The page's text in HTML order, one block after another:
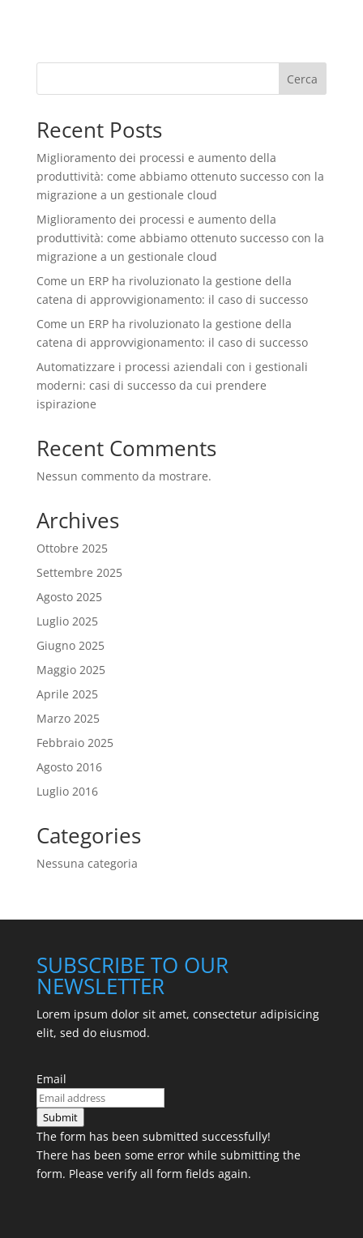
Cerca
Recent Posts
Miglioramento dei processi e aumento della
produttività: come abbiamo ottenuto successo con la
migrazione a un gestionale cloud
Miglioramento dei processi e aumento della
produttività: come abbiamo ottenuto successo con la
migrazione a un gestionale cloud
Come un ERP ha rivoluzionato la gestione della
catena di approvvigionamento: il caso di successo
Come un ERP ha rivoluzionato la gestione della
catena di approvvigionamento: il caso di successo
Automatizzare i processi aziendali con i gestionali
moderni: casi di successo da cui prendere
ispirazione
Recent Comments
Nessun commento da mostrare.
Archives
Ottobre 2025
Settembre 2025
Agosto 2025
Luglio 2025
Giugno 2025
Maggio 2025
Aprile 2025
Marzo 2025
Febbraio 2025
Agosto 2016
Luglio 2016
Categories
Nessuna categoria
SUBSCRIBE TO OUR
NEWSLETTER
Lorem ipsum dolor sit amet, consectetur adipisicing
elit, sed do eiusmod.
Email
Submit
The form has been submitted successfully!
There has been some error while submitting the
form. Please verify all form fields again.